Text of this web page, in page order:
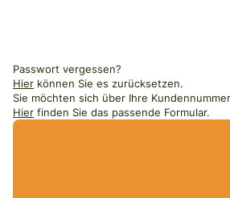
Passwort vergessen?
Hier können Sie es zurücksetzen.
Sie möchten sich über Ihre
Hier finden Sie das passende Formular.